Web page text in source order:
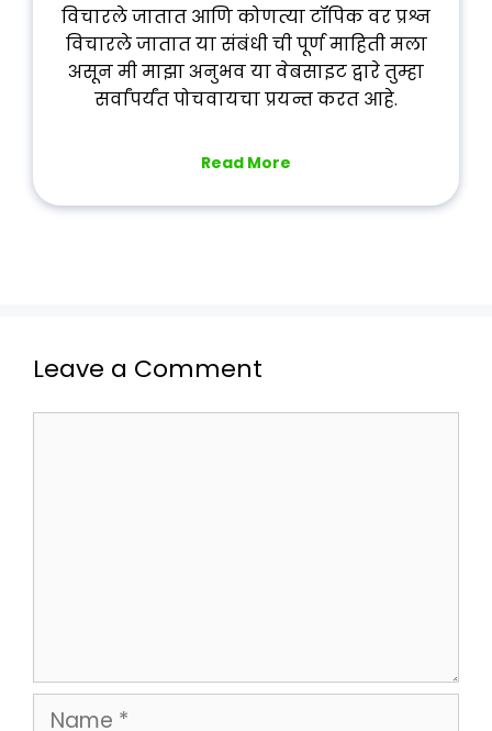
विचारले जातात आणि कोणत्या टॉपिक वर प्रश्न
विचारले जातात या संबंधी ची पूर्ण माहिती मला
असून मी माझा अनुभव या वेबसाइट द्वारे तुम्हा
सर्वांपर्यंत पोचवायचा प्रयन्त करत आहे.
Read More
Leave a Comment
Name